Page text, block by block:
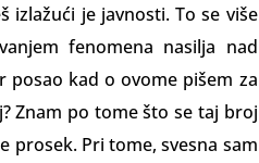
je javnosti. To se više
fenomena nasilja nad
posao kad o ovome pišem za
Znam po tome što se taj broj
prosek. Pri tome, svesna sam